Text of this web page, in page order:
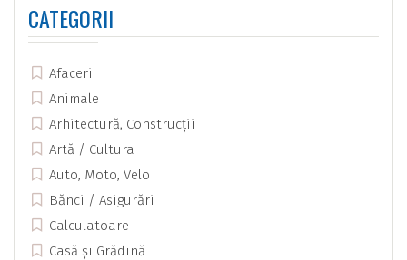
CATEGORII
Afaceri
Animale
Arhitectură, Construcții
Artă / Cultura
Auto, Moto, Velo
Bănci / Asigurări
Calculatoare
Casă și Grădină